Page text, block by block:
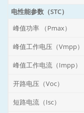
电性能参数（STC）
峰值功率 （Pmax）
峰值工作电压（Vmpp）
峰值工作电流（Impp）
开路电压（Voc）
短路电流（Isc）